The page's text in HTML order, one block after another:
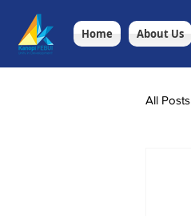
Home About Us
All Posts